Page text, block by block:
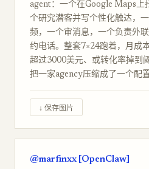
agent：一个在Google Maps上
个研究潜客并写个性化触达，
频，一个审消息，一个负责外
约电话。整套7×24跑着，月成
超过3000美元、或转化率掉到
把一家agency压缩成了一个配
↓ 保存图片
@marfinxx [OpenClaw]